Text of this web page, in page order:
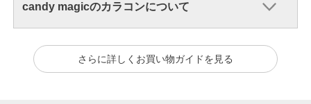
candy magicのカラコンについて
さらに詳しくお買い物ガイドを見る